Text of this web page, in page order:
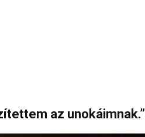
az unokáimnak.”